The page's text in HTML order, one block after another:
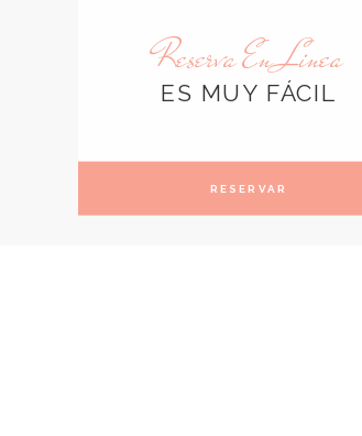
Reserva En Linea
ES MUY FÁCIL
RESERVAR